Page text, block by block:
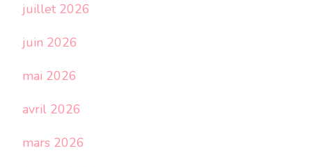
juillet 2026
juin 2026
mai 2026
avril 2026
mars 2026